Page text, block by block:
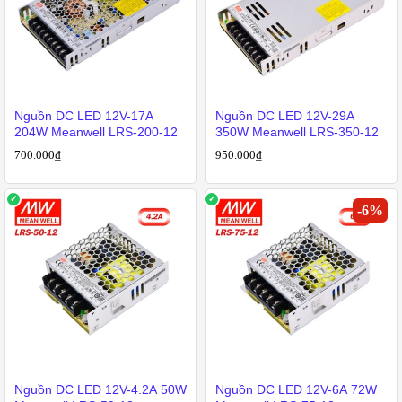
quốc
Nguồn DC LED 12V-17A
204W Meanwell LRS-200-12
700.000₫
Nguồn DC LED 12V-29A
350W Meanwell LRS-350-12
950.000₫
Nguồn DC LED 12V-4.2A 50W
-6%
Nguồn DC LED 12V-6A 72W